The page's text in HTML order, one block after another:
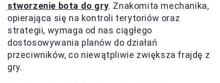
stworzenie bota do gry. Znakomita mechanika,
opierająca się na kontroli terytoriów oraz
strategii, wymaga od nas ciągłego
dostosowywania planów do działań
przeciwników, co niewątpliwie zwiększa frajdę z
gry.